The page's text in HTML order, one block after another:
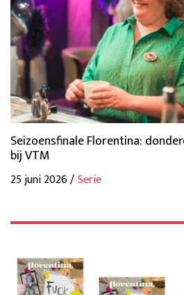
Seizoensfinale Florentina:
bij VTM
25 juni 2026 /Serie